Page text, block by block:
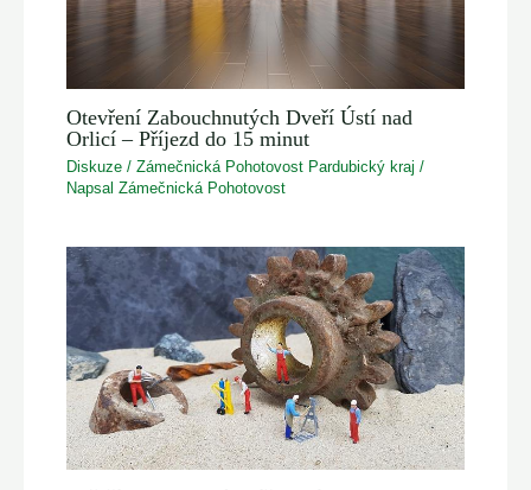
Otevření Zabouchnutých Dveří Ústí nad
Orlicí – Příjezd do 15 minut
Diskuze /Zámečnická Pohotovost Pardubický kraj /
NapsalZámečnická Pohotovost